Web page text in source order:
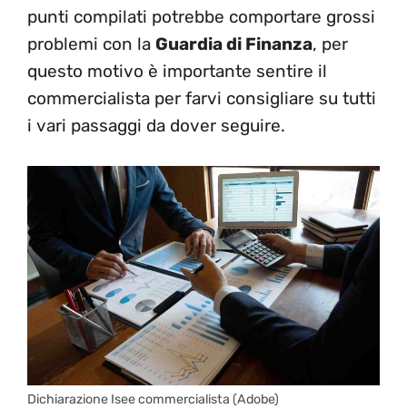
punti compilati potrebbe comportare grossi
problemi con la Guardia di Finanza, per
questo motivo è importante sentire il
commercialista per farvi consigliare su tutti
i vari passaggi da dover seguire.
Dichiarazione Isee commercialista (Adobe)